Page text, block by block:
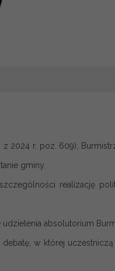
2024 r. poz. 609),
gminy.
realizację
udzielenia absolutorium
w której uczestniczą